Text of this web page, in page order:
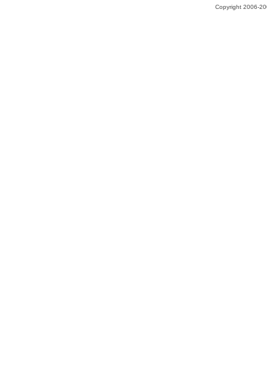
Copyright 2006-